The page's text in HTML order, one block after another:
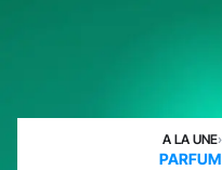
A LA UNE›